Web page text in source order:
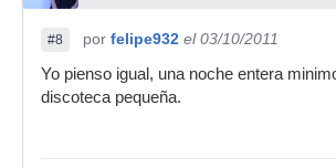
#8 por felipe932 el 03/10/2011
Yo pienso igual, una noche entera
discoteca pequeña.